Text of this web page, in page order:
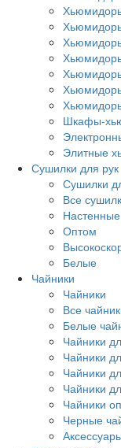
Шкафы-
Элитные
Сушилки для рук
Сушилки
Все
Настенные
Оптом
Белые
Чайники
Чайники
Все
Белые
Чайники
Чайники
Чайники
Чайники
Чайники
Черные